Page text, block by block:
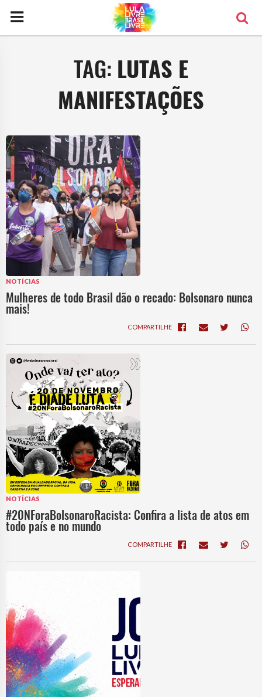
TAG: LUTAS E
MANIFESTAÇÕES
NOTÍCIAS
Mulheres de todo Brasil dão o recado: Bolsonaro nunca
mais!
COMPARTILHE
NOTÍCIAS
#20NForaBolsonaroRacista: Confira a lista de atos em
todo país e no mundo
COMPARTILHE